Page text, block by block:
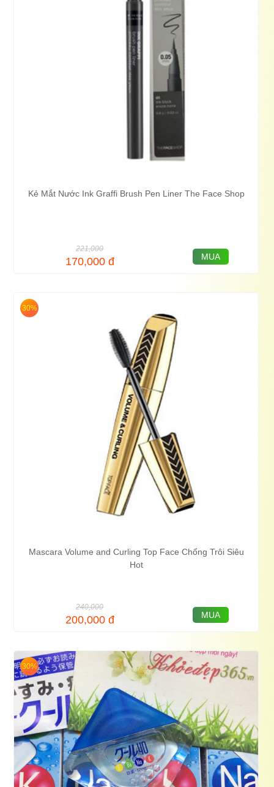
Kẻ Mắt Nước Ink Graffi Brush Pen Liner The Face Shop
221,000
170,000 đ MUA
30%
Mascara Volume and Curling Top Face Chống Trôi Siêu
Hot
240,000
200,000 đ MUA
30%